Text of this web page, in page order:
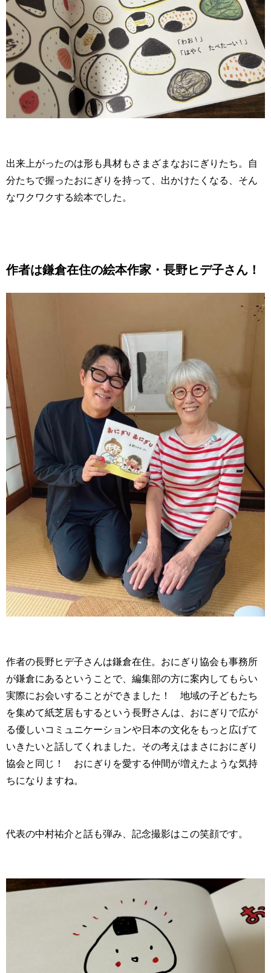
出来上がったのは形も具材もさまざまなおにぎりたち。自
分たちで握ったおにぎりを持って、出かけたくなる、そん
なワクワクする絵本でした。
作者は鎌倉在住の絵本作家・長野ヒデ子さん！
作者の長野ヒデ子さんは鎌倉在住。おにぎり協会も事務所
が鎌倉にあるということで、編集部の方に案内してもらい
実際にお会いすることができました！ 地域の子どもたち
を集めて紙芝居もするという長野さんは、おにぎりで広が
る優しいコミュニケーションや日本の文化をもっと広げて
いきたいと話してくれました。その考えはまさにおにぎり
協会と同じ！ おにぎりを愛する仲間が増えたような気持
ちになりますね。
代表の中村祐介と話も弾み、記念撮影はこの笑顔です。